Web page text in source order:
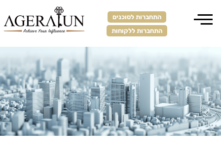
התחברות לסוכנים
התחברות ללקוחות